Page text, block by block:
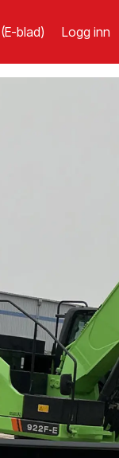
blad) Logg inn